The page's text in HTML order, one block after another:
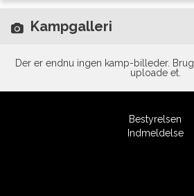
Kampgalleri
Der er endnu ingen kamp-billeder. Brug
uploade et.
Bestyrelsen
Indmeldelse